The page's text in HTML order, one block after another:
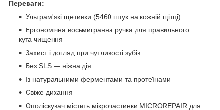
Переваги:
Ультрам'які щетинки (5460 штук на кожній щітці)
Ергономічна восьмигранна ручка для правильного
кута чищення
Захист і догляд при чутливості зубів
Без SLS — ніжна дія
Із натуральними ферментами та протеїнами
Свіже дихання
Ополіскувач містить мікрочастинки MICROREPAIR для